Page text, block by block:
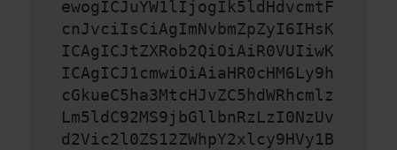
ewogICJuYW1lIjogIk5ldHdvcmtF
cnJvciIsCiAgImNvbmZpZyI6IHsK
ICAgICJtZXRob2QiOiAiR0VUIiwK
ICAgICJ1cmwiOiAiaHR0cHM6Ly9h
cGkueC5ha3MtcHJvZC5hdWRhcmlz
Lm5ldC92MS9jbGllbnRzLzI0NzUv
d2Vic2l0ZS12ZWhpY2xlcy9HVy1B